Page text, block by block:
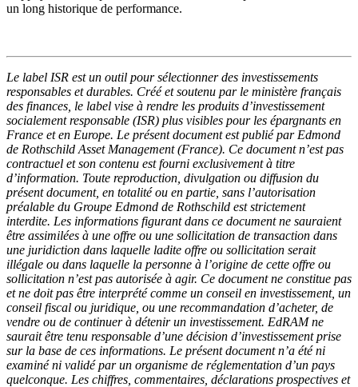
un long historique de performance.
Le label ISR est un outil pour sélectionner des investissements
responsables et durables. Créé et soutenu par le ministère français
des finances, le label vise à rendre les produits d’investissement
socialement responsable (ISR) plus visibles pour les épargnants en
France et en Europe. Le présent document est publié par Edmond
de Rothschild Asset Management (France). Ce document n’est pas
contractuel et son contenu est fourni exclusivement à titre
d’information. Toute reproduction, divulgation ou diffusion du
présent document, en totalité ou en partie, sans l’autorisation
préalable du Groupe Edmond de Rothschild est strictement
interdite. Les informations figurant dans ce document ne sauraient
être assimilées à une offre ou une sollicitation de transaction dans
une juridiction dans laquelle ladite offre ou sollicitation serait
illégale ou dans laquelle la personne à l’origine de cette offre ou
sollicitation n’est pas autorisée à agir. Ce document ne constitue pas
et ne doit pas être interprété comme un conseil en investissement, un
conseil fiscal ou juridique, ou une recommandation d’acheter, de
vendre ou de continuer à détenir un investissement. EdRAM ne
saurait être tenu responsable d’une décision d’investissement prise
sur la base de ces informations. Le présent document n’a été ni
examiné ni validé par un organisme de réglementation d’un pays
quelconque. Les chiffres, commentaires, déclarations prospectives et